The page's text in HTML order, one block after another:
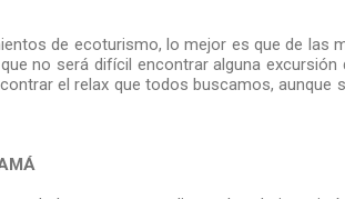
de ecoturismo, lo mejor es que de las
no será difícil encontrar alguna excursión
el relax que todos buscamos, aunque